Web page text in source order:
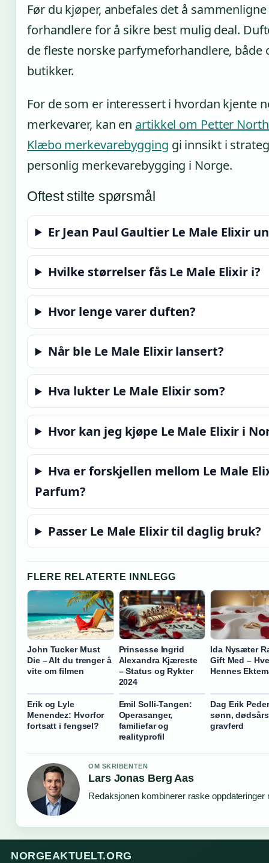
Før du kjøper, anbefales det å
forhandlere for å sikre best mulig deal.
de fleste norske parfymeforhandlere, både
butikker.
For de som er interessert i hvordan kjente
merkevarer, kan en artikkel om Petter
Klæbo merkevarebygging gi innsikt i
personlig merkevarebygging i Norge.
Oftest stilte spørsmål
Er Jean Paul Gaultier Le Male Elixir
Hvilke størrelser fås Le Male Elixir i?
Hvor lenge varer duften?
Når ble Le Male Elixir lansert?
Hva lukter Le Male Elixir som?
Hvor kan jeg kjøpe Le Male Elixir i
Hva er forskjellen mellom Le Male
Parfum?
Passer Le Male Elixir til daglig bruk?
FLERE RELATERTE INNLEGG
John Tucker Must
Die – Alt du trenger å
vite om filmen
Prinsesse Ingrid
Alexandra Kjæreste
– Status og Rykter
2024
Ida Nysæter
Gift Med –
Hennes
Erik og Lyle
Menendez: Hvorfor
fortsatt i fengsel?
Emil Solli-Tangen:
Operasanger,
familiefar og
realityprofil
Dag Erik
sønn,
gravferd
OM SKRIBENTEN
Lars Jonas Berg Aas
Redaksjonen kombinerer raske oppdateringer
NORGEAKTUELT.ORG